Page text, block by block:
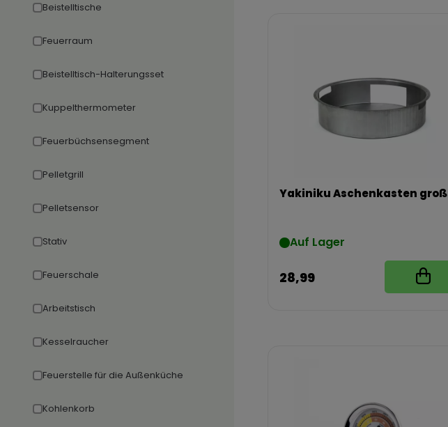
Beistelltische
Feuerraum
Beistelltisch-Halterungsset
Kuppelthermometer
Feuerbüchsensegment
Pelletgrill
Pelletsensor
Stativ
Feuerschale
Arbeitstisch
Kesselraucher
Feuerstelle für die Außenküche
Kohlenkorb
Yakiniku Aschenkasten groß
Auf Lager
28,99